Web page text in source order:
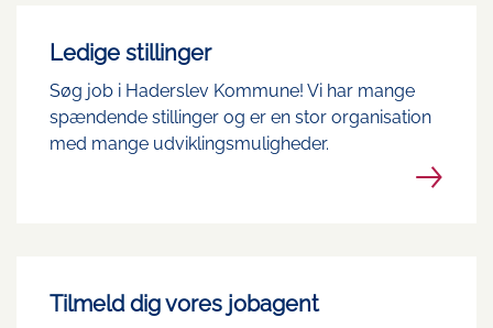
Ledige stillinger
Søg job i Haderslev Kommune! Vi har mange
spændende stillinger og er en stor organisation
med mange udviklingsmuligheder.
Tilmeld dig vores jobagent